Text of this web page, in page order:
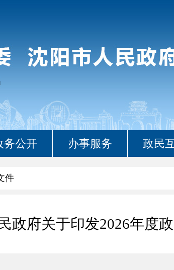
务公开 办事服务 政民
件
政府关于印发2026年度